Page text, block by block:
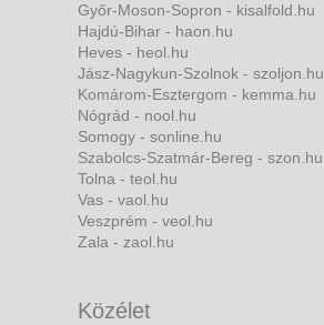
Győr-Moson-Sopron - kisalfold.hu
Hajdú-Bihar - haon.hu
Heves - heol.hu
Jász-Nagykun-Szolnok - szoljon.hu
Komárom-Esztergom - kemma.hu
Nógrád - nool.hu
Somogy - sonline.hu
Szabolcs-Szatmár-Bereg - szon.hu
Tolna - teol.hu
Vas - vaol.hu
Veszprém - veol.hu
Zala - zaol.hu
Közélet